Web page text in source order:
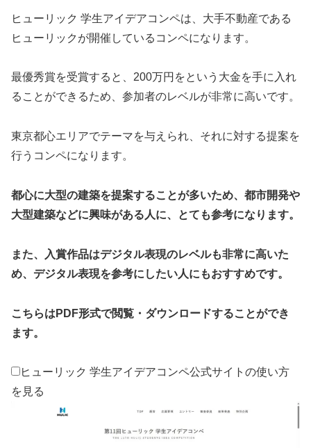
ヒューリック 学生アイデアコンペは、大手不動産である
ヒューリックが開催しているコンペになります。
最優秀賞を受賞すると、200万円をという大金を手に入れ
ることができるため、参加者のレベルが非常に高いです。
東京都心エリアでテーマを与えられ、それに対する提案を
行うコンペになります。
都心に大型の建築を提案することが多いため、都市開発や
大型建築などに興味がある人に、とても参考になります。
また、入賞作品はデジタル表現のレベルも非常に高いた
め、デジタル表現を参考にしたい人にもおすすめです。
こちらはPDF形式で閲覧・ダウンロードすることができ
ます。
ヒューリック 学生アイデアコンペ公式サイトの使い方
を見る